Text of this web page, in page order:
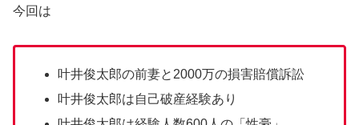
今回は
叶井俊太郎の前妻と2000万の損害賠償訴訟
叶井俊太郎は自己破産経験あり